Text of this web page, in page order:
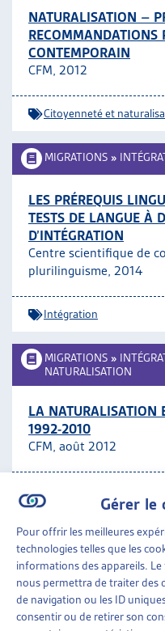
Gérer le
Pour offrir les meilleures
technologies telles que les
informations des appareils.
nous permettra de traiter des
de navigation ou les ID
consentir ou de retirer son
NATURALISATION –
RECOMMANDATIONS
CONTEMPORAIN
CFM, 2012
Citoyenneté et
MIGRATIONS »
LES PRÉREQUIS
TESTS DE LANGUE À
D’INTÉGRATION
Centre scientifique de
plurilinguisme, 2014
Intégration
MIGRATIONS »
NATURALISATION
LA NATURALISATION
1992-2010
CFM, août 2012
MIGRATIONS»
DÉQUALIFIÉS! LE
MIGRANTES ET DES
Croix-Rouge Suisse,